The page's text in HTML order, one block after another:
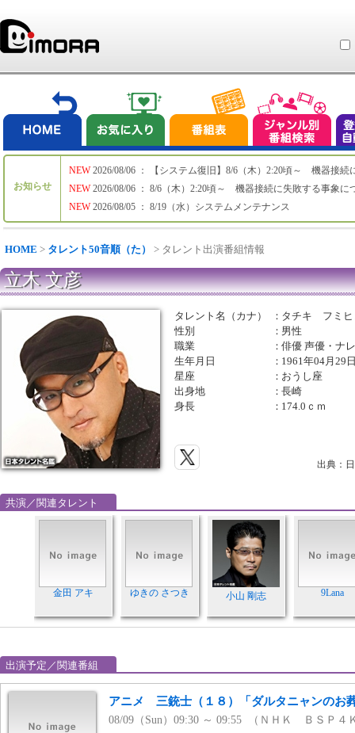
お知らせ
NEW
NEW
NEW
2026/08/06 ： 【システム復旧】8/6（木）2:20頃～ 機器接続
2026/08/06 ： 8/6（木）2:20頃～ 機器接続に失敗する事象に
2026/08/05 ： 8/19（水）システムメンテナンス
HOME > タレント50音順（た） > タレント出演番組情報
立木 文彦
タレント名（カナ） ： タチキ フミヒ
性別
： 男性
職業
：俳優 声優・ナ
生年月日
： 1961年04月29
星座
： おうし座
出身地
：長崎
身長
： 174.0ｃｍ
出典：
共演／関連タレント
金田 アキ ゆきの さつき 小山 剛志 9Lana
出演予定／関連番組
アニメ 三銃士（１８）「ダルタニャンのお
08/09（Sun）09:30 ～ 09:55 （ＮＨＫ ＢＳＰ４